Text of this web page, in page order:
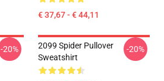
€ 37,67 - € 44,11
-20%
2099 Spider Pullover
Sweatshirt
-20%